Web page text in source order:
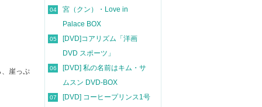
、崖っぷ
04
宮（クン）・Love in
Palace BOX
05
[DVD]コアリズム「洋画
DVD スポーツ」
06
[DVD] 私の名前はキム・サ
ムスン DVD-BOX
07
[DVD] コーヒープリンス1号